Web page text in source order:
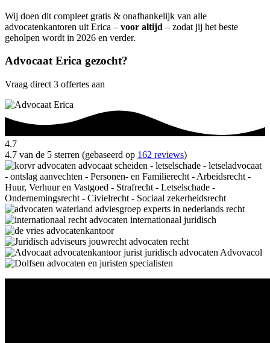
Wij doen dit compleet gratis & onafhankelijk van alle
advocatenkantoren uit Erica – voor altijd – zodat jij het beste
geholpen wordt in 2026 en verder.
Advocaat Erica gezocht?
Vraag direct 3 offertes aan
4.7
4.7 van de 5 sterren (gebaseerd op 162 reviews)